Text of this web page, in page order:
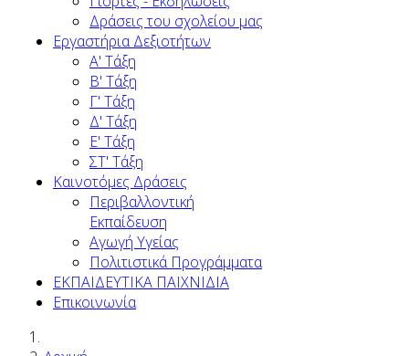
Δράσεις του σχολείου μας
Εργαστήρια Δεξιοτήτων
Α' Τάξη
Β' Τάξη
Γ' Τάξη
Δ' Τάξη
Ε' Τάξη
ΣΤ' Τάξη
Καινοτόμες Δράσεις
Περιβαλλοντική
Εκπαίδευση
Αγωγή Υγείας
Πολιτιστικά Προγράμματα
ΕΚΠΑΙΔΕΥΤΙΚΑ ΠΑΙΧΝΙΔΙΑ
Επικοινωνία